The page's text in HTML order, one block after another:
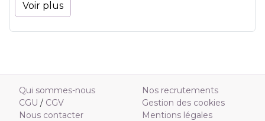
Voir plus
Qui sommes-nous
CGU / CGV
Nous contacter
Nos recrutements
Gestion des cookies
Mentions légales